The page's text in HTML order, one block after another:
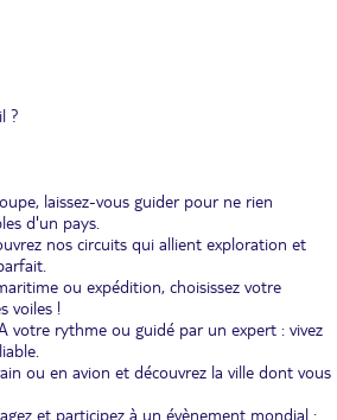
?
laissez-vous guider pour ne rien
d'un pays.
nos circuits qui allient exploration et
ou expédition, choisissez votre
voiles !
votre rythme ou guidé par un expert : vivez
ou en avion et découvrez la ville dont vous
et participez à un évènement mondial :